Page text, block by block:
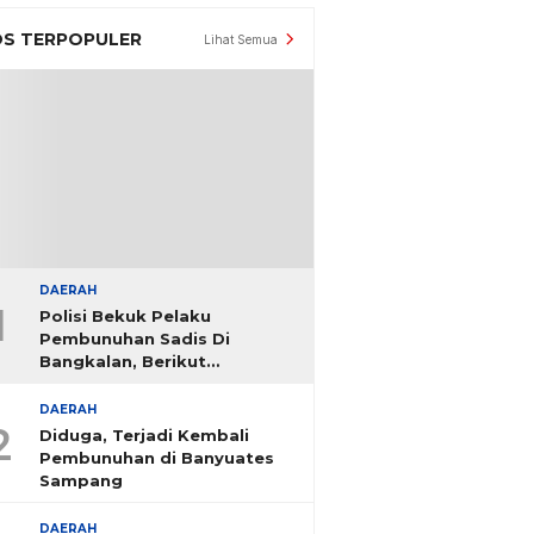
TERPOPULER Lihat Semua
DAERAH
Polisi Bekuk Pelaku
Pembunuhan Sadis Di
Bangkalan, Berikut
DAERAH
Diduga, Terjadi Kembali
Pembunuhan di Banyuates
Sampang
DAERAH